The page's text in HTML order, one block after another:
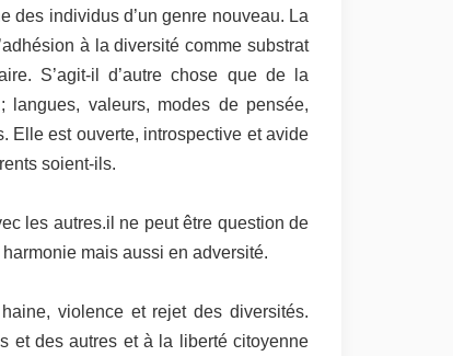
des individus d’un genre nouveau. La
à la diversité comme substrat
S’agit-il d’autre chose que de la
valeurs, modes de pensée,
Elle est ouverte, introspective et avide
soient-ils.
les autres.il ne peut être question de
mais aussi en adversité.
violence et rejet des diversités.
et des autres et à la liberté citoyenne